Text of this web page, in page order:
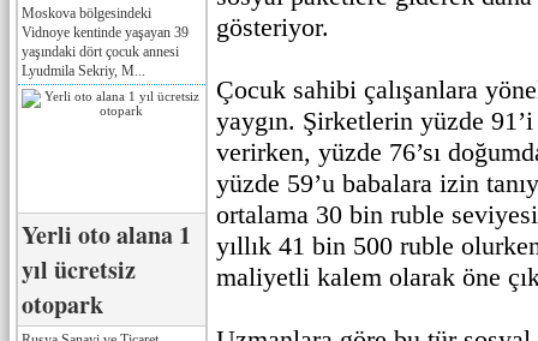
Moskova bölgesindeki
Vidnoye kentinde yaşayan 39
yaşındaki dört çocuk annesi
Lyudmila Sekriy, M...
Yerli oto alana 1
yıl ücretsiz
otopark
gösteriyor.
Çocuk sahibi çalışanlara
yaygın. Şirketlerin yüzde
verirken, yüzde 76’sı
yüzde 59’u babalara izin
ortalama 30 bin ruble
yıllık 41 bin 500 ruble
maliyetli kalem olarak öne